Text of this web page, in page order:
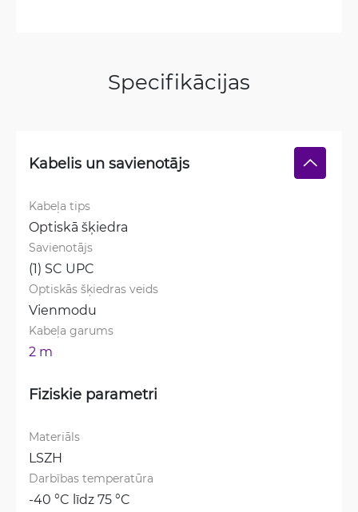
Specifikācijas
Kabelis un savienotājs
Kabeļa tips
Optiskā šķiedra
Savienotājs
(1) SC UPC
Optiskās šķiedras veids
Vienmodu
Kabeļa garums
2 m
Fiziskie parametri
Materiāls
LSZH
Darbības temperatūra
-40 °C līdz 75 °C